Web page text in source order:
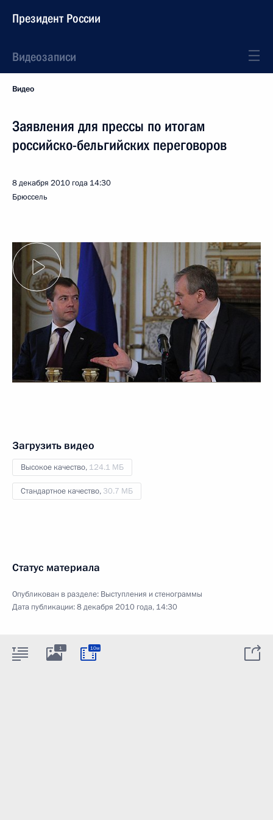
Президент России
Видеозаписи
Видео
Заявления для прессы по итогам
российско-бельгийских переговоров
8 декабря 2010 года 14:30
Брюссель
Загрузить видео
Высокое качество, 124.1 МБ
Стандартное качество, 30.7 МБ
Статус материала
Опубликован в разделе: Выступления и стенограммы
Дата публикации:8 декабря 2010 года, 14:30
1 10м